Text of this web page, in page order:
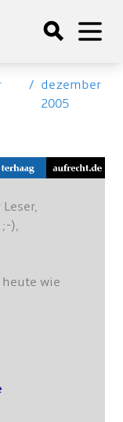
/ dezember
2005
),
wie